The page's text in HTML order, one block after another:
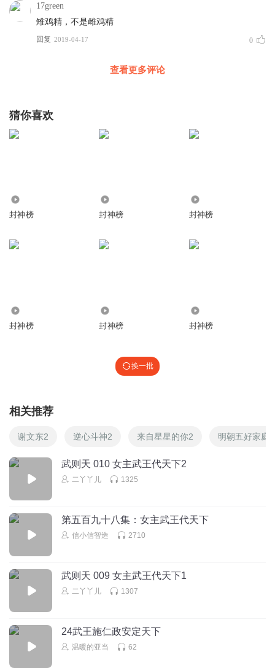
17green
雉鸡精，不是雌鸡精
回复 2019-04-17 0
查看更多评论
猜你喜欢
封神榜 封神榜 封神榜
封神榜 封神榜 封神榜
换一批
相关推荐
谢文东2 逆心斗神2 来自星星的你2 明朝五好家庭2
武则天 010 女主武王代天下2
二丫丫儿 1325
第五百九十八集：女主武王代天下
信小信智造 2710
武则天 009 女主武王代天下1
二丫丫儿 1307
24武王施仁政安定天下
温暖的亚当 62